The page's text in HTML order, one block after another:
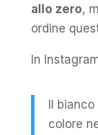
allo zero,
ordine
In
Il
colore